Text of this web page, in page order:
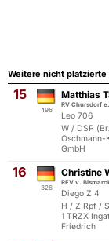
Weitere nicht platzierte
15
496
Matthias
RV Chursdorf
Leo 706
W / DSP
Oschmann-
GmbH
16
326
Christine
RFV v.
Diego Z 4
H / Z.Rpf /
1 TRZX
Friedrich